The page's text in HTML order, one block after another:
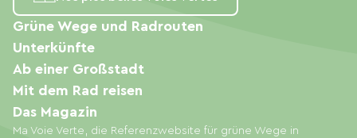
Ma Voie Verte, die Referenzwebsite für grüne Wege in
Grüne Wege und Radrouten
Unterkünfte
Ab einer Großstadt
Mit dem Rad reisen
Das Magazin